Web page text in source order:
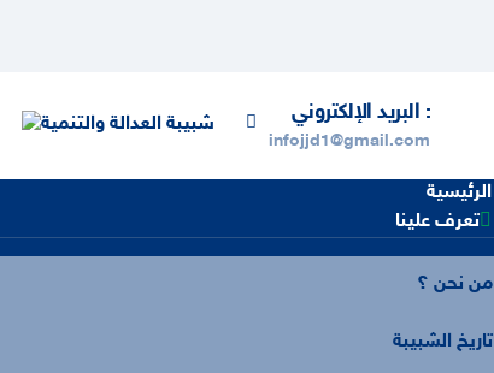
البريد الإلكتروني :
infojjd1@gmail.com
الرئيسية
تعرف علينا
من نحن ؟
تاريخ الشبيبة